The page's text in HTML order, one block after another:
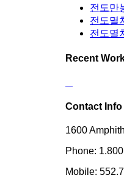
전도만
전도멸
전도멸
Recent
Contact Info
1600
Phone:
Mobile: